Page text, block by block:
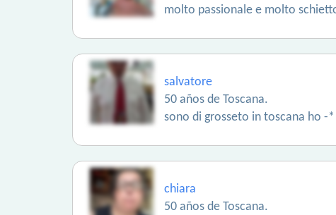
molto passionale e molto
salvatore
50 años de Toscana.
sono di grosseto in toscana ho -
chiara
50 años de Toscana.